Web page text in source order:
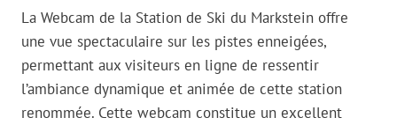
La Webcam de la Station de Ski du Markstein offre
une vue spectaculaire sur les pistes enneigées,
permettant aux visiteurs en ligne de ressentir
l’ambiance dynamique et animée de cette station
renommée. Cette webcam constitue un excellent